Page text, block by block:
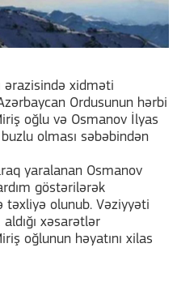
ərazisində xidməti
Ordusunun hərbi
oğlu və Osmanov İlyas
olması səbəbindən
yaralanan Osmanov
göstərilərək
təxliyə olunub. Vəziyyəti
xəsarətlər
oğlunun həyatını xilas